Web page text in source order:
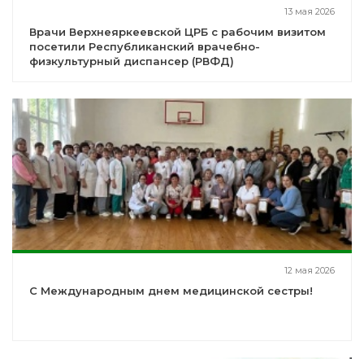
13 мая 2026
Врачи Верхнеяркеевской ЦРБ с рабочим визитом
посетили Республиканский врачебно-
физкультурный диспансер (РВФД)
12 мая 2026
С Международным днем медицинской сестры!